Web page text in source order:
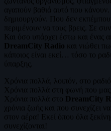
αγαπούν βαθιά αυτό που
δημιουργούν. Που δεν
περιμένουν να τους βρεις. Σε
Και όσο υπάρχει έστω και ένας
DreamCity Radio και νιώθει
κάποιος είναι εκεί… τόσο το
ύπαρξης.
Χρόνια πολλά, λοιπόν, στο
Χρόνια πολλά στη φωνή που μας
Χρόνια πολλά στο DreamCity
χρόνια ζωής και που συνεχίζει
στον αέρα! Εκεί όπου όλα
συνεχίζονται!